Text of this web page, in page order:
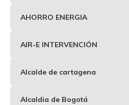
AHORRO ENERGIA
AIR-E INTERVENCIÓN
Alcalde de cartagena
Alcaldia de Bogotá